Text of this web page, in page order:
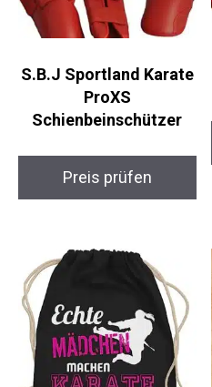
Karate ProXS
Schienbeinschützer
Preis prüfen